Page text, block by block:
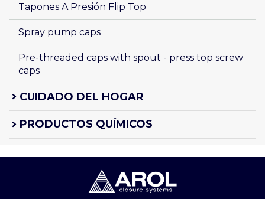
Tapones A Presión Flip Top
Spray pump caps
Pre-threaded caps with spout - press top screw
caps
CUIDADO DEL HOGAR
PRODUCTOS QUÍMICOS